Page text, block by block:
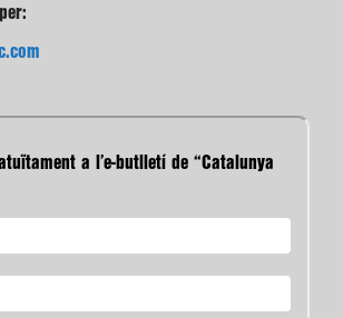
a l’e-butlletí de “Catalunya